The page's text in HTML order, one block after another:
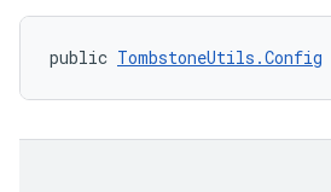
public TombstoneUtils.Config